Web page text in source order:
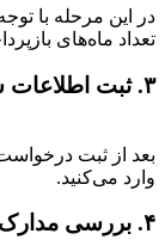
در این مرحله با
تعداد ماه‌های
۳. ثبت اطلاعات شخصی
بعد از ثبت
وارد می‌کنید.
۴. بررسی مدارک